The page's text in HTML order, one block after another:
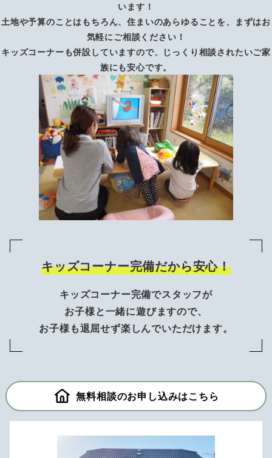
います！
土地や予算のことはもちろん、住まいのあらゆることを、まずはお
気軽にご相談ください！
キッズコーナーも併設していますので、じっくり相談されたいご家
族にも安心です。
キッズコーナー完備だから安心！
キッズコーナー完備でスタッフが
お子様と一緒に遊びますので、
お子様も退屈せず楽しんでいただけます。
無料相談のお申し込みはこちら